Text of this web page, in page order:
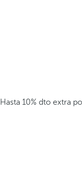
Hasta 10% dto extra